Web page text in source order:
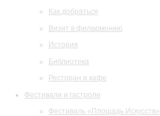
Как добраться
Визит в филармонию
История
Библиотека
Ресторан и кафе
Фестивали и гастроли
Фестиваль «Площадь Искусств»